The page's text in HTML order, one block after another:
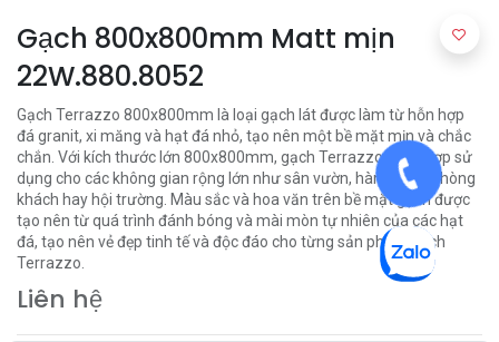
Gạch 800x800mm Matt mịn
22W.880.8052
Gạch Terrazzo 800x800mm là loại gạch lát được làm từ hỗn hợp
đá granit, xi măng và hạt đá nhỏ, tạo nên một bề mặt mịn và chắc
chắn. Với kích thước lớn 800x800mm, gạch Terrazzo thích hợp sử
dụng cho các không gian rộng lớn như sân vườn, hành lang, phòng
khách hay hội trường. Màu sắc và hoa văn trên bề mặt gạch được
tạo nên từ quá trình đánh bóng và mài mòn tự nhiên của các hạt
đá, tạo nên vẻ đẹp tinh tế và độc đáo cho từng sản phẩm gạch
Terrazzo.
Liên hệ